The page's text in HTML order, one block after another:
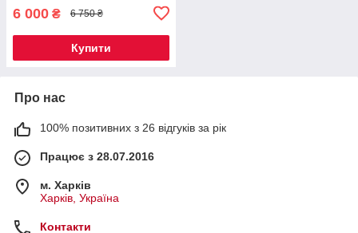
6 000 ₴ 6 750 ₴
Купити
Про нас
100% позитивних з 26 відгуків за рік
Працює з 28.07.2016
м. Харків
Харків, Україна
Контакти